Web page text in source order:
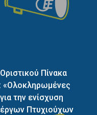
Πίνακα
«Ολοκληρωμένες
την ενίσχυση
Πτυχιούχων